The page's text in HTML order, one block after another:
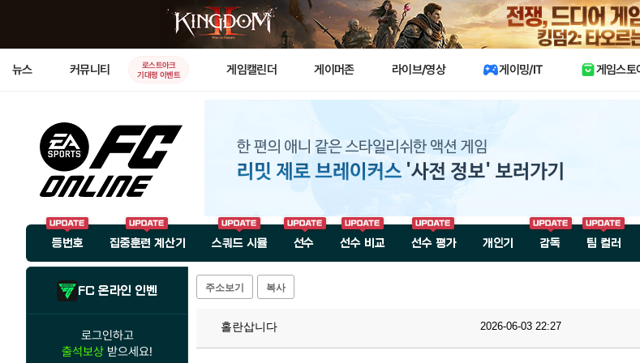
뉴스 커뮤니티
로스트아크
기대평 이벤트
게임캘린더 게이머존 라이브/영상 게이밍/IT 게임스토
등번호 집중훈련 계산기 스쿼드 시뮬 선수 선수 비교 선수 평가 개인기 감독 팀 컬러
FC 온라인 인벤
로그인하고
출석보상 받으세요!
주소보기 복사
홀란삽니다 2026-06-03 22:27